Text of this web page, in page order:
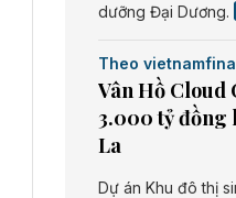
dưỡng Đại Dương.
Theo
Vân Hồ Cloud
3.000 tỷ đồng
La
Dự án Khu đô thị